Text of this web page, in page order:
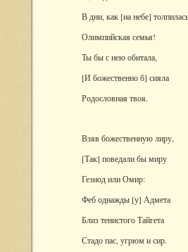
В дни, как [на небе] толпилась
Олимпийская семья!
Ты бы с нею обитала,
[И божественно б] сияла
Родословная твоя.
Взяв божественную лиру,
[Так] поведали бы миру
Гезиод или Омир:
Феб однажды [у] Адмета
Близ тенистого Тайгета
Стадо пас, угрюм и сир.